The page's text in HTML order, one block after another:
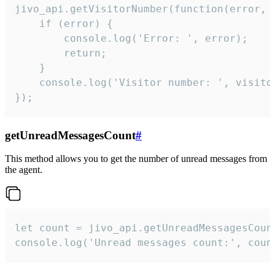
jivo_api.getVisitorNumber(function(error,
    if (error) {
        console.log('Error: ', error);
        return;
    }
console.log('Visitor number: ',
});
getUnreadMessagesCount#
This method allows you to get the number of unread messages from
the agent.
let count =
console.log('Unread messages count:',